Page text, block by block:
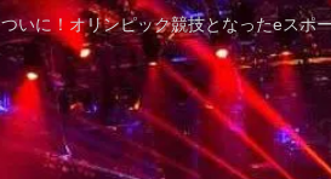
ついに！オリンピック競技となったeスポ